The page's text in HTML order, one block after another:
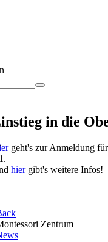
in die
geht's zur Anmeldung
hiergibt's weitere Infos!
Zentrum